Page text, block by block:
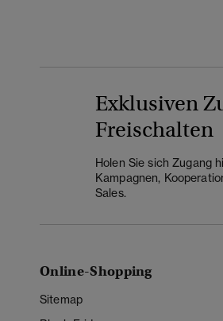
Exklusiven
Freischalten
Holen Sie sich Zugang
Kampagnen,
Sales.
Online-Shopping
Sitemap